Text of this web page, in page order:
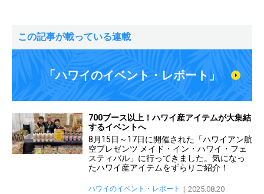
この記事が載っている連載
「ハワイのイベント・レポート」
700ブース以上！ハワイ産アイテムが大集結
するイベントへ
8月15日～17日に開催された「ハワイアン航
空プレゼンツ メイド・イン・ハワイ・フェ
スティバル」に行ってきました。気になっ
たハワイ産アイテムをずらりご紹介！
ハワイのイベント・レポート 2025.08.20